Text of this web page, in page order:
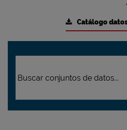
Catálogo